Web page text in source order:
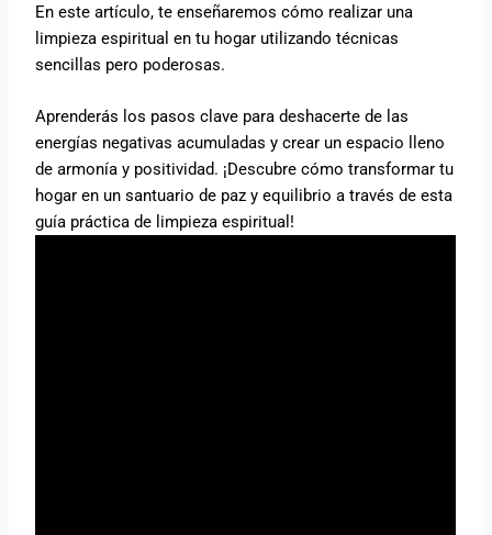
En este artículo, te enseñaremos cómo realizar una
limpieza espiritual en tu hogar utilizando técnicas
sencillas pero poderosas.
Aprenderás los pasos clave para deshacerte de las
energías negativas acumuladas y crear un espacio lleno
de armonía y positividad. ¡Descubre cómo transformar tu
hogar en un santuario de paz y equilibrio a través de esta
guía práctica de limpieza espiritual!